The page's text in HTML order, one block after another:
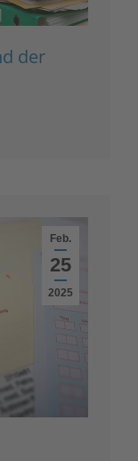
der
Feb.
25
2025